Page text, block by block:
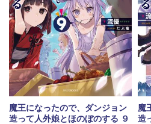
魔王になったので、ダンジョン
造って人外娘とほのぼのする ９
魔
造